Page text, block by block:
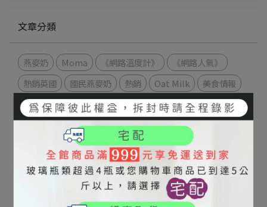
文章分類
燕麥奶 Moma 《網路溫度計》
《網路人氣》
熱銷英國
國民燕麥奶 熱銷 Oat Milk
美食情報
推薦
純素 健康美味 無負擔 濃郁
燕麥
ACE TEA LONDON
Jealous 早餐茶
苦茶油
#苦茶油 #100%冷壓初榨苦茶油
#油品
#健康油品 #小果苦茶油
#如何選好油
#苦茶油護肝 #秋樂富
#苦茶油功效